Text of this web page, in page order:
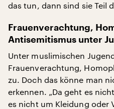
das tun, dann sind sie Teil
Frauenverachtung,
Antisemitismus unter
Unter muslimischen
Frauenverachtung,
zu. Doch das könne man
erkennen. „Da geht es
es nicht um Kleidung oder